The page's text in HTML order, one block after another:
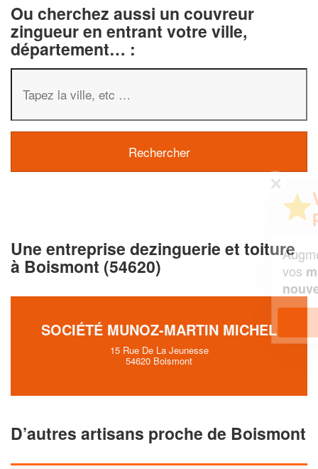
Ou cherchez aussi un couvreur
zingueur en entrant votre ville,
département… :
Une entreprise dezinguerie et toiture
à Boismont (54620)
SOCIÉTÉ MUNOZ-MARTIN MICHEL
15 Rue De La Jeunesse
54620 Boismont
D’autres artisans proche de Boismont
Augmentez votrechiffre d'affaireset
vosmarges
En savoir plus